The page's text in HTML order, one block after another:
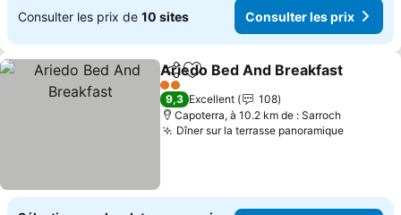
Consulter les prix de 10 sites Consulter les prix
PartagerAjouter à mes favoris
Ariedo Bed And Breakfast
2 Étoiles
9,3 Excellent
108
Capoterra, à 10.2 km de : Sarroch
Dîner sur la terrasse panoramique